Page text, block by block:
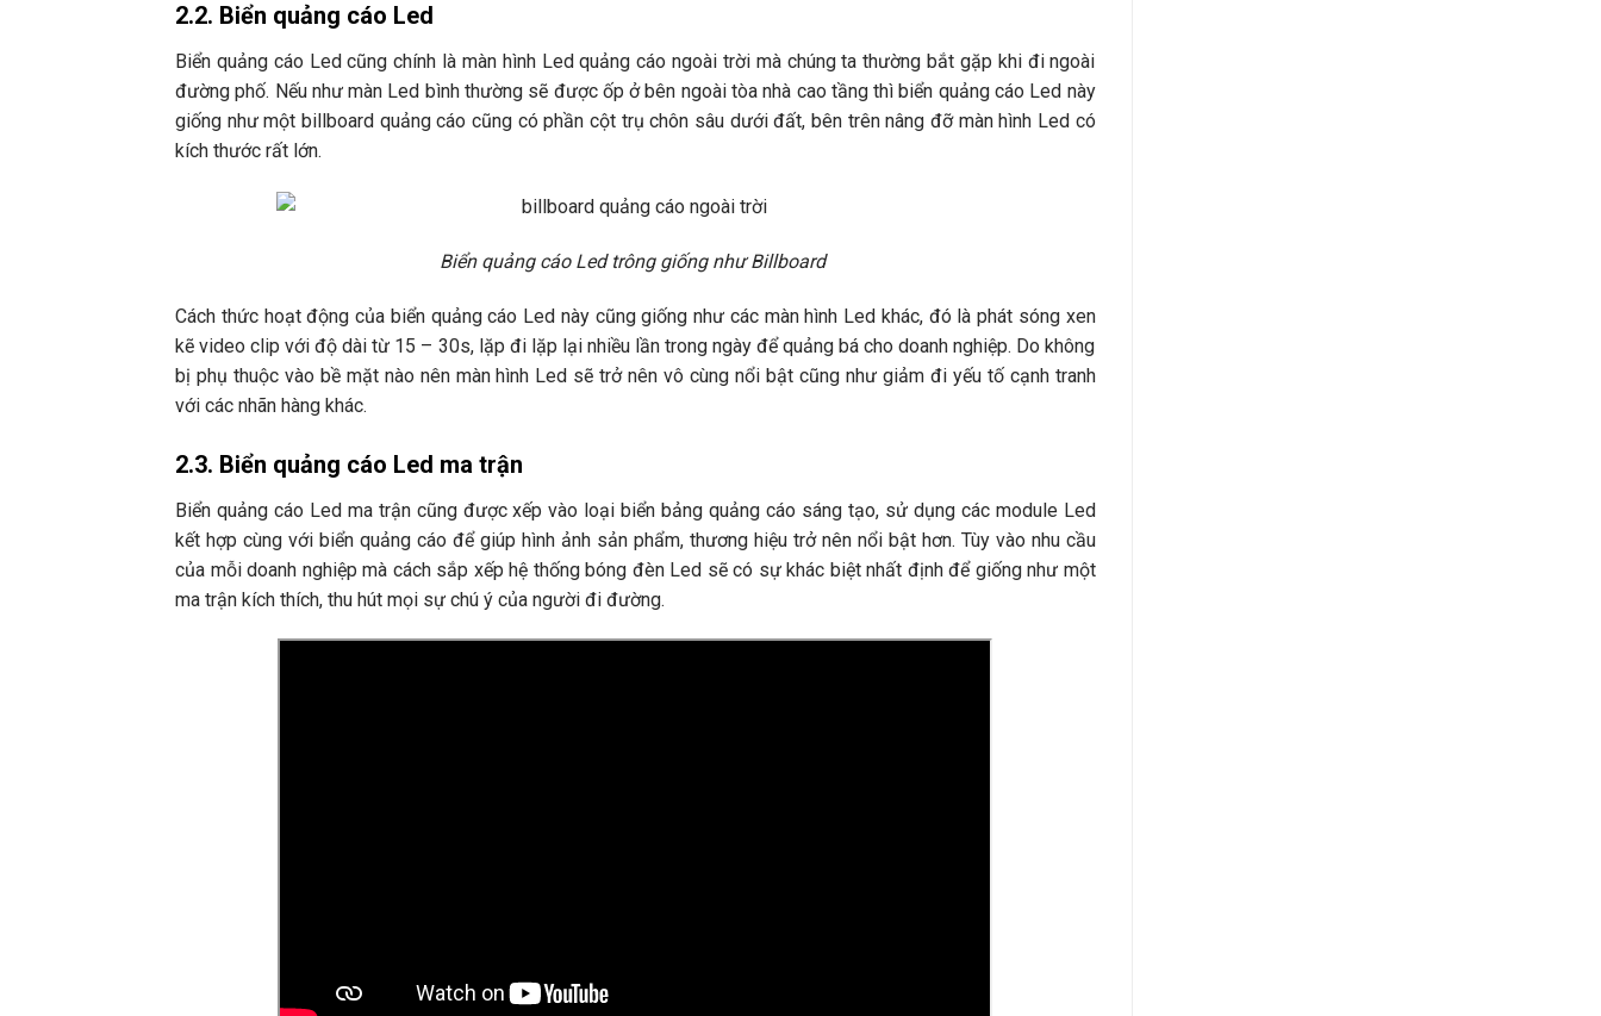
2.2. Biển quảng cáo Led
Biển quảng cáo Led cũng chính là màn hình Led quảng cáo ngoài trời mà chúng ta thường bắt gặp khi đi ngoài
đường phố. Nếu như màn Led bình thường sẽ được ốp ở bên ngoài tòa nhà cao tầng thì biển quảng cáo Led này
giống như một billboard quảng cáo cũng có phần cột trụ chôn sâu dưới đất, bên trên nâng đỡ màn hình Led có
kích thước rất lớn.
Biển quảng cáo Led trông giống như Billboard
Cách thức hoạt động của biển quảng cáo Led này cũng giống như các màn hình Led khác, đó là phát sóng xen
kẽ video clip với độ dài từ 15 – 30s, lặp đi lặp lại nhiều lần trong ngày để quảng bá cho doanh nghiệp. Do không
bị phụ thuộc vào bề mặt nào nên màn hình Led sẽ trở nên vô cùng nổi bật cũng như giảm đi yếu tố cạnh tranh
với các nhãn hàng khác.
2.3. Biển quảng cáo Led ma trận
Biển quảng cáo Led ma trận cũng được xếp vào loại biển bảng quảng cáo sáng tạo, sử dụng các module Led
kết hợp cùng với biển quảng cáo để giúp hình ảnh sản phẩm, thương hiệu trở nên nổi bật hơn. Tùy vào nhu cầu
của mỗi doanh nghiệp mà cách sắp xếp hệ thống bóng đèn Led sẽ có sự khác biệt nhất định để giống như một
ma trận kích thích, thu hút mọi sự chú ý của người đi đường.